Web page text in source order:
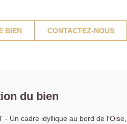
BIEN CONTACTEZ-NOUS
du bien
- Un cadre idyllique au bord de l'Oise,